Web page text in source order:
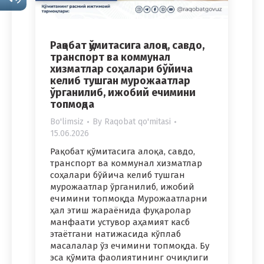
Рақобат қўмитасига алоқа, савдо,
транспорт ва коммунал
хизматлар соҳалари бўйича
келиб тушган мурожаатлар
ўрганилиб, ижобий ечимини
топмоқда
Bo'limsiz By Raqobat qo'mitasi
15.06.2026
Рақобат қўмитасига алоқа, савдо,
транспорт ва коммунал хизматлар
соҳалари бўйича келиб тушган
мурожаатлар ўрганилиб, ижобий
ечимини топмоқда Мурожаатларни
ҳал этиш жараёнида фуқаролар
манфаати устувор аҳамият касб
этаётгани натижасида кўплаб
масалалар ўз ечимини топмоқда. Бу
эса қўмита фаолиятининг очиқлиги